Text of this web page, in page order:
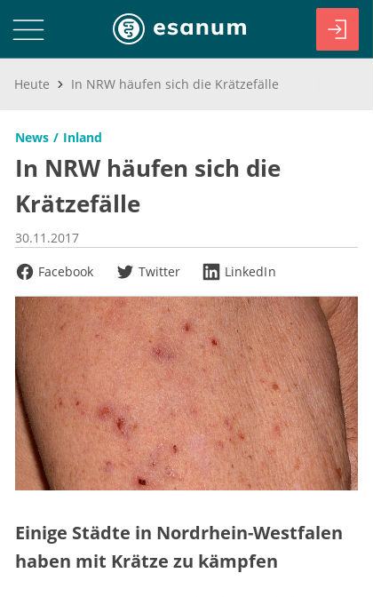
Heute In NRW häufen sich die Krätzefälle
News Inland
In NRW häufen sich die
Krätzefälle
30.11.2017
Facebook
Twitter LinkedIn
Einige Städte in Nordrhein-Westfalen
haben mit Krätze zu kämpfen